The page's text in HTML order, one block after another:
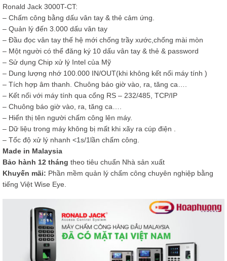
Ronald Jack 3000T-CT:
– Chấm công bằng dấu vân tay & thẻ cảm ứng.
– Quản lý đến 3.000 dấu vân tay
– Đầu đọc vân tay thế hệ mới chống trầy xước,chống mài mòn
– Một người có thể đăng ký 10 dấu vân tay & thẻ & password
– Sử dụng Chip xử lý Intel của Mỹ
– Dung lượng nhớ 100.000 IN/OUT(khi không kết nối máy tính )
– Tích hợp âm thanh. Chuông báo giờ vào, ra, tăng ca….
– Kết nối với máy tính qua cổng RS – 232/485, TCP/IP
– Chuông báo giờ vào, ra, tăng ca….
– Hiển thị tên người chấm công lên máy.
– Dữ liệu trong máy không bị mất khi xãy ra cúp điện .
– Tốc độ xử lý nhanh <1s/1lần chấm công.
Made in Malaysia
Bảo hành 12 tháng theo tiêu chuẩn Nhà sản xuất
Khuyến mãi: Phần mềm quản lý chấm công chuyên nghiệp bằng
tiếng Việt Wise Eye.